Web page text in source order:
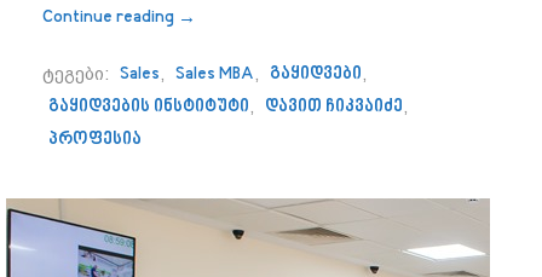
Continue reading “,,მიმაჩნია, რომ ვინც ფიქრობს
→
ტეგები: Sales, Sales MBA, გაყიდვები,
გაყიდვების ინსტიტუტი, დავით ჩიკვაიძე,
პროფესია